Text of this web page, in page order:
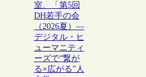
室、「第5回
DH若手の会
（2026夏）―
デジタル・ヒ
ューマニティ
ーズで“繋が
る×広がる”人